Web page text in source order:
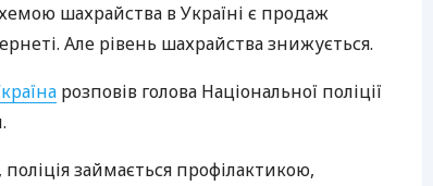
шахрайства в Україні є продаж
Але рівень шахрайства знижується.
розповів голова Національної поліції
займається профілактикою,